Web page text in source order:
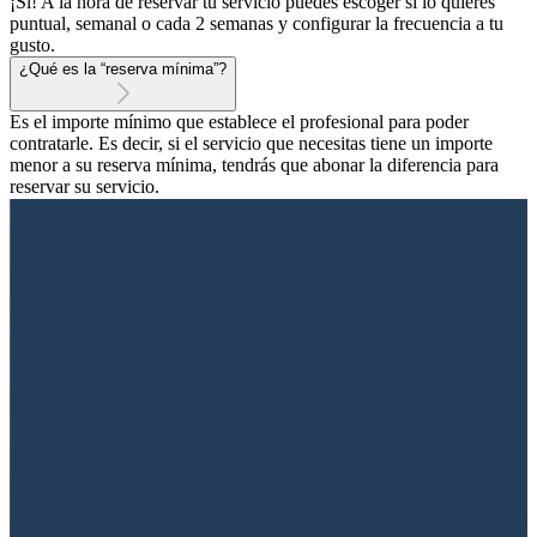
puntual, semanal o cada 2 semanas y configurar la frecuencia a tu
gusto.
¿Qué es la “reserva mínima”?
Es el importe mínimo que establece el profesional para poder
contratarle. Es decir, si el servicio que necesitas tiene un importe
menor a su reserva mínima, tendrás que abonar la diferencia para
reservar su servicio.